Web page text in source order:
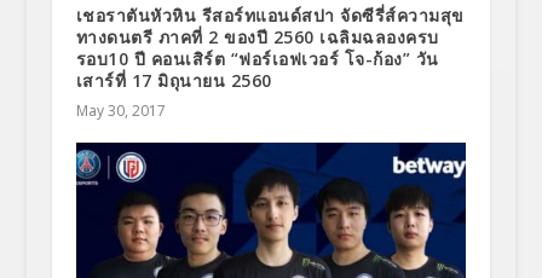
เชอราตันหัวหิน รีสอร์ทแอนด์สปา จัดซีรี่ส์ความสุข
ทางดนตรี ภาคที่ 2 ของปี 2560 เฉลิมฉลองครบ
รอบ10 ปี คอนเสิร์ต “ฟอร์เอฟเวอร์ โจ-ก้อง” วัน
เสาร์ที่ 17 มิถุนายน 2560
May 30, 2017